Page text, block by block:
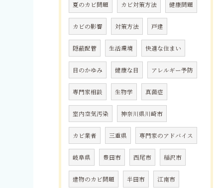
夏のカビ問題 カビ対策方法 健康問題
カビの影響 対策方法 戸建
隠蔽配管 生活環境 快適な住まい
目のかゆみ 健康な目 アレルギー予防
専門家相談 生物学 真菌症
室内空気汚染 神奈川県川崎市
カビ業者 三重県 専門家のアドバイス
岐阜県 豊田市 西尾市 稲沢市
建物のカビ問題 半田市 江南市